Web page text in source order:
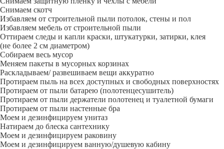
Снимаем скотч
Избавляем от строительной пыли потолок, стены и пол
Избавляем мебель от строительной пыли
Оттираем следы и капли краски, штукатурки, затирки, клея
(не более 2 см диаметром)
Собираем весь мусор
Меняем пакеты в мусорных корзинах
Раскладываем/ развешиваем вещи аккуратно
Протираем пыль на всех доступных и свободных поверхностях
Протираем от пыли батарею (полотенцесушитель)
Протираем от пыли держатели полотенец и туалетной бумаги
Протираем от пыли настенные бра
Моем и дезинфицируем унитаз
Натираем до блеска сантехнику
Моем и дезинфицируем раковину
Моем и дезинфицируем ванную/душевую кабину